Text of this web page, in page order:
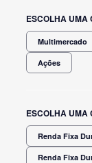
ESCOLHA UMA
Multimercado
Ações
ESCOLHA UMA
Renda Fixa
Renda Fixa